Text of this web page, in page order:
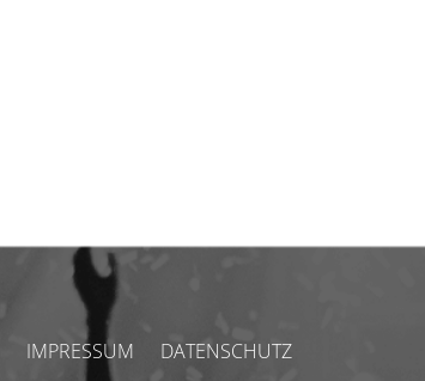
IMPRESSUM DATENSCHUTZ